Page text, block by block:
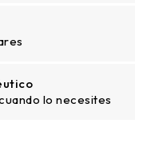
lo necesites